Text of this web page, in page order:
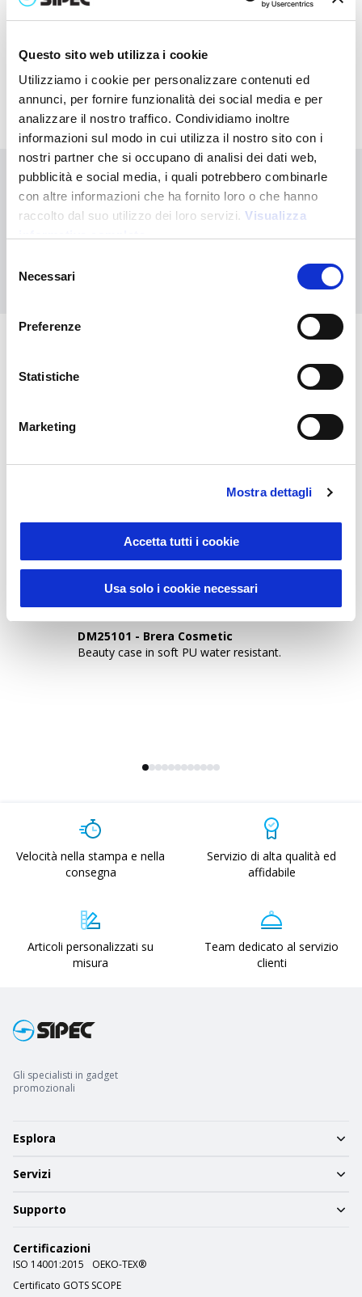
Questo sito web utilizza i cookie
Utilizziamo i cookie per personalizzare contenuti ed
annunci, per fornire funzionalità dei social media e per
analizzare il nostro traffico. Condividiamo inoltre
informazioni sul modo in cui utilizza il nostro sito con i
nostri partner che si occupano di analisi dei dati web,
pubblicità e social media, i quali potrebbero combinarle
con altre informazioni che ha fornito loro o che hanno
raccolto dal suo utilizzo dei loro servizi. Visualizza
delNecessari
Preferenze
Statistiche
Marketing
Mostra dettagli
Accetta tutti i cookie
Usa solo i cookie necessari
Prezzo
neutro
stampato
13,523€ 13,370 13,227
Non hai trovato quello che stai cercando?
Contattaci per ricevere asistenza oppure richiedi il tuo ordine
personalizzato
Potrebbero interessarti anche
DM25101 - Brera Cosmetic
Beauty case in soft PU water resistant.
Velocità nella stampa e nella
consegna
Servizio di alta qualità ed
affidabile
Articoli personalizzati su
misura
Team dedicato al servizio
clienti
Gli specialisti in gadget
promozionali
Esplora
Servizi
Supporto
Certificazioni
ISO 14001:2015
OEKO-TEX®
Certificato GOTS SCOPE